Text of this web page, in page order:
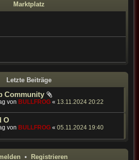
Marktplatz
Letzte Beiträge
Community
von BULLFROG« 13.11.2024 20:22
O
von BULLFROG« 05.11.2024 19:40
• Registrieren